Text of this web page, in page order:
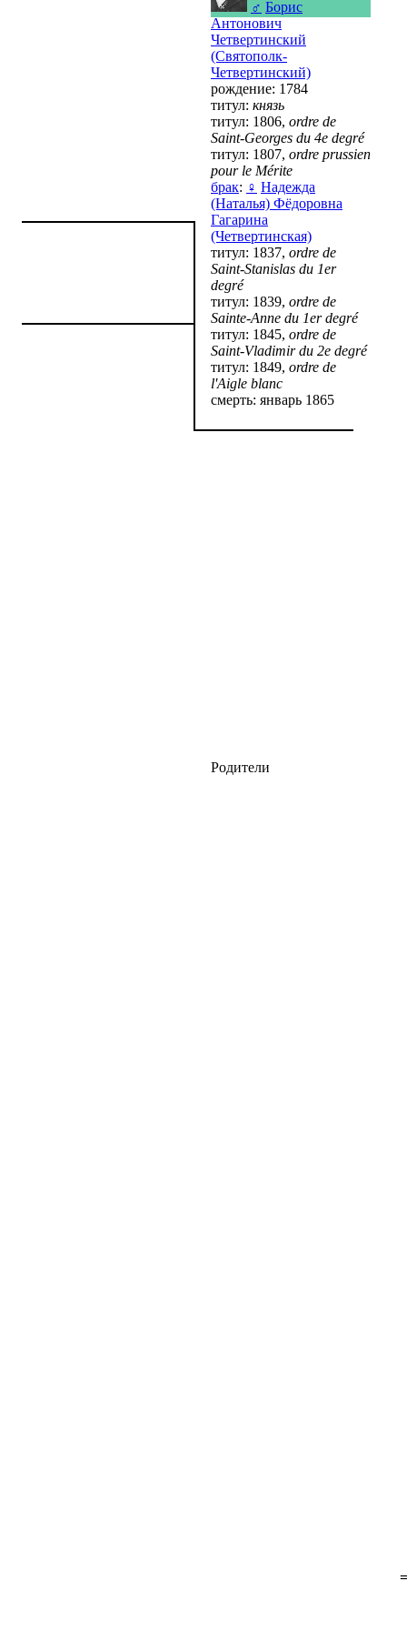
♂ Борис
Антонович
Четвертинский
(Святополк-
Четвертинский)
рождение: 1784
титул: князь
титул: 1806, ordre de
Saint-Georges du 4e degré
титул: 1807, ordre prussien
pour le Mérite
брак: ♀ Надежда
(Наталья) Фёдоровна
Гагарина
(Четвертинская)
титул: 1837, ordre de
Saint-Stanislas du 1er
degré
титул: 1839, ordre de
Sainte-Anne du 1er degré
титул: 1845, ordre de
Saint-Vladimir du 2e degré
титул: 1849, ordre de
l'Aigle blanc
смерть: январь 1865
Родители